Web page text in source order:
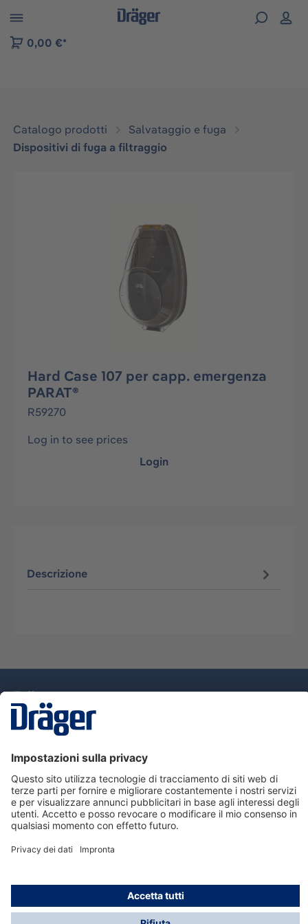
Skip to B2B platform navigation
0,00 €*
Catalogo prodotti
Salvataggio e fuga
Dispositivi di fuga a filtraggio
Hard Case 107 per capp. emergenza
PARAT®
R59270
Log in to see prices
Login
Descrizione
Assistenza
Informazioni su Dräger
Informazioni
* Tutti i prezzi escl. IVA più spese di spedizione ed